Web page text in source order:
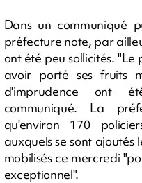
Dans un communiqué
préfecture note, par
ont été peu sollicités.
avoir porté ses fruits
d'imprudence ont
communiqué. La
qu'environ 170
auxquels se sont
mobilisés ce mercredi
exceptionnel".